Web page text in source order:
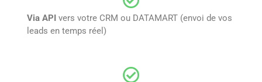
Via API vers votre CRM ou DATAMART (envoi de vos
leads en temps réel)